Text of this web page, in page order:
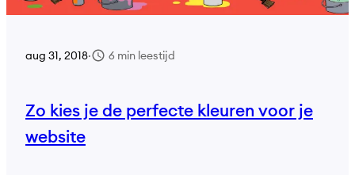
aug 31, 2018· 6 min leestijd
Zo kies je de perfecte kleuren voor je
website